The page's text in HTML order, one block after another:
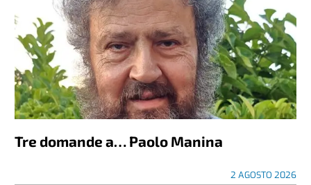
Tre domande a… Paolo Manina
2 AGOSTO 2026